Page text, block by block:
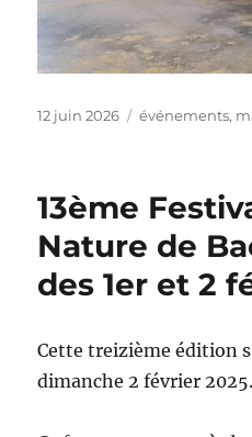
Publié
12 juin 2026 Catégories
événements,
13ème
Nature de
des 1er et 2
Cette treizième édition
dimanche 2 février 2025.